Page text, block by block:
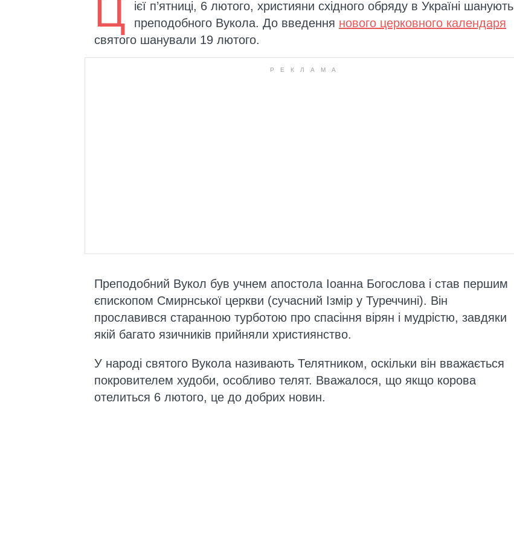
Ц
ієї п’ятниці, 6 лютого, християни східного обряду в Україні шанують
преподобного Вукола. До введення нового церковного календаря
святого шанували 19 лютого.
Преподобний Вукол був учнем апостола Іоанна Богослова і став першим
єпископом Смирнської церкви (сучасний Ізмір у Туреччині). Він
прославився старанною турботою про спасіння вірян і мудрістю, завдяки
якій багато язичників прийняли християнство.
У народі святого Вукола називають Телятником, оскільки він вважається
покровителем худоби, особливо телят. Вважалося, що якщо корова
отелиться 6 лютого, це до добрих новин.